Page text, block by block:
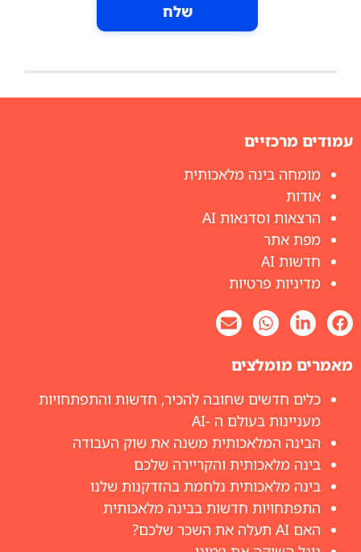
שלח
עמודים מרכזיים
מומחה בינה מלאכותית
אודות
הרצאות וסדנאות AI
מפת אתר
חדשות AI
מדיניות פרטיות
מאמרים מומלצים
כלים חדשים שחובה להכיר, חדשות והתפתחויות
מעניינות בעולם ה -AI
הבינה המלאכותית משנה את שוק העבודה
בינה מלאכותית והקריירה שלכם
בינה מלאכותית נלחמת בהזדקנות שלנו
התפתחויות חדשות בבינה מלאכותית
האם AI תעלה את השכר שלכם?